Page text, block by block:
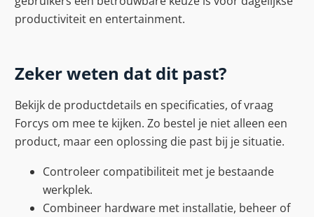
productiviteit en entertainment.
Zeker weten dat dit past?
Bekijk de productdetails en specificaties, of vraag
Forcys om mee te kijken. Zo bestel je niet alleen een
product, maar een oplossing die past bij je situatie.
Controleer compatibiliteit met je bestaande
werkplek.
Combineer hardware met installatie, beheer of